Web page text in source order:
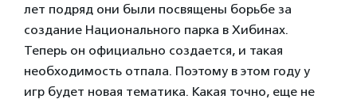
лет подряд они были посвящены борьбе за
создание Национального парка в Хибинах.
Теперь он официально создается, и такая
необходимость отпала. Поэтому в этом году у
игр будет новая тематика. Какая точно, еще не